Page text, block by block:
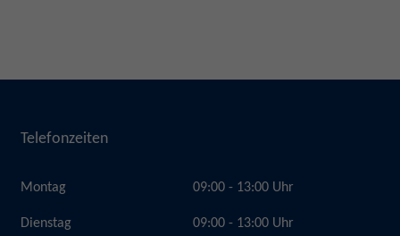
Telefonzeiten
Montag
Dienstag
09:00 - 13:00 Uhr
09:00 - 13:00 Uhr